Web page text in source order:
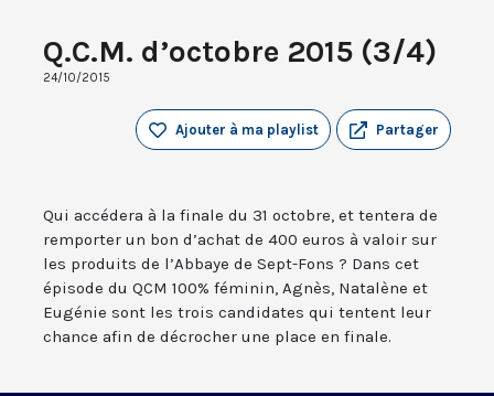
Q.C.M. d’octobre 2015 (3/4)
24/10/2015
Partager
Ajouter à ma playlist
Qui accédera à la finale du 31 octobre, et tentera de
remporter un bon d’achat de 400 euros à valoir sur
les produits de l’Abbaye de Sept-Fons ? Dans cet
épisode du QCM 100% féminin, Agnès, Natalène et
Eugénie sont les trois candidates qui tentent leur
chance afin de décrocher une place en finale.